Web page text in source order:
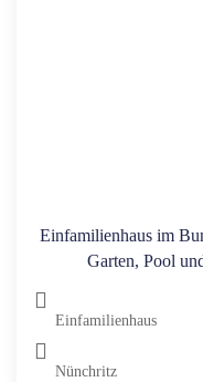
Einfamilienhaus im
Garten, Pool
Einfamilienhaus
Nünchritz